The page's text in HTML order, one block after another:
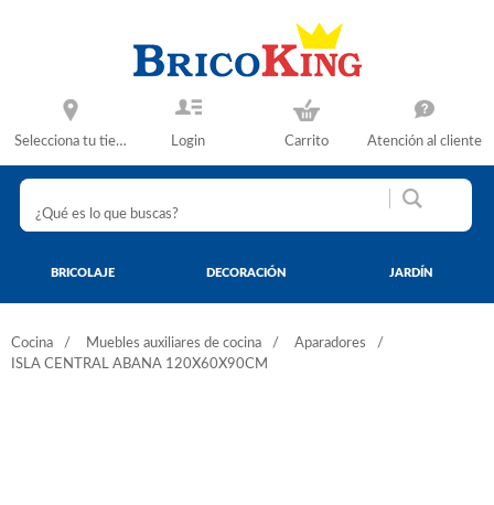
Selecciona tu tienda Login Carrito Atención al cliente
BRICOLAJE DECORACIÓN JARDÍN
Cocina Muebles auxiliares de cocina
Aparadores
ISLA CENTRAL ABANA 120X60X90CM